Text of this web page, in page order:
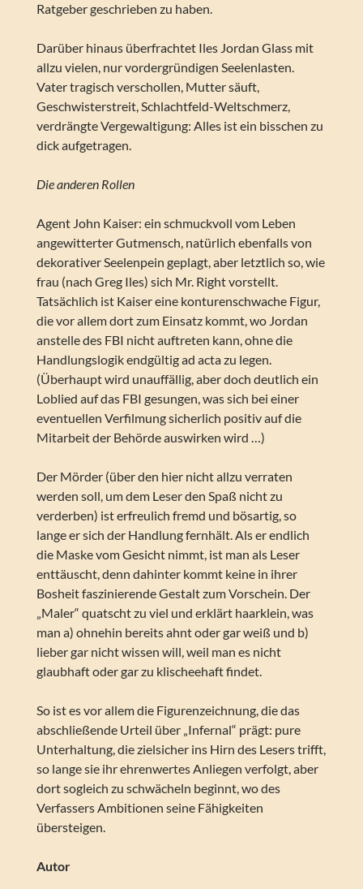
Ratgeber geschrieben zu haben.
Darüber hinaus überfrachtet Iles Jordan Glass mit
allzu vielen, nur vordergründigen Seelenlasten.
Vater tragisch verschollen, Mutter säuft,
Geschwisterstreit, Schlachtfeld-Weltschmerz,
verdrängte Vergewaltigung: Alles ist ein bisschen zu
dick aufgetragen.
Die anderen Rollen
Agent John Kaiser: ein schmuckvoll vom Leben
angewitterter Gutmensch, natürlich ebenfalls von
dekorativer Seelenpein geplagt, aber letztlich so, wie
frau (nach Greg Iles) sich Mr. Right vorstellt.
Tatsächlich ist Kaiser eine konturenschwache Figur,
die vor allem dort zum Einsatz kommt, wo Jordan
anstelle des FBI nicht auftreten kann, ohne die
Handlungslogik endgültig ad acta zu legen.
(Überhaupt wird unauffällig, aber doch deutlich ein
Loblied auf das FBI gesungen, was sich bei einer
eventuellen Verfilmung sicherlich positiv auf die
Mitarbeit der Behörde auswirken wird …)
Der Mörder (über den hier nicht allzu verraten
werden soll, um dem Leser den Spaß nicht zu
verderben) ist erfreulich fremd und bösartig, so
lange er sich der Handlung fernhält. Als er endlich
die Maske vom Gesicht nimmt, ist man als Leser
enttäuscht, denn dahinter kommt keine in ihrer
Bosheit faszinierende Gestalt zum Vorschein. Der
„Maler“ quatscht zu viel und erklärt haarklein, was
man a) ohnehin bereits ahnt oder gar weiß und b)
lieber gar nicht wissen will, weil man es nicht
glaubhaft oder gar zu klischeehaft findet.
So ist es vor allem die Figurenzeichnung, die das
abschließende Urteil über „Infernal“ prägt: pure
Unterhaltung, die zielsicher ins Hirn des Lesers trifft,
so lange sie ihr ehrenwertes Anliegen verfolgt, aber
dort sogleich zu schwächeln beginnt, wo des
Verfassers Ambitionen seine Fähigkeiten
übersteigen.
Autor